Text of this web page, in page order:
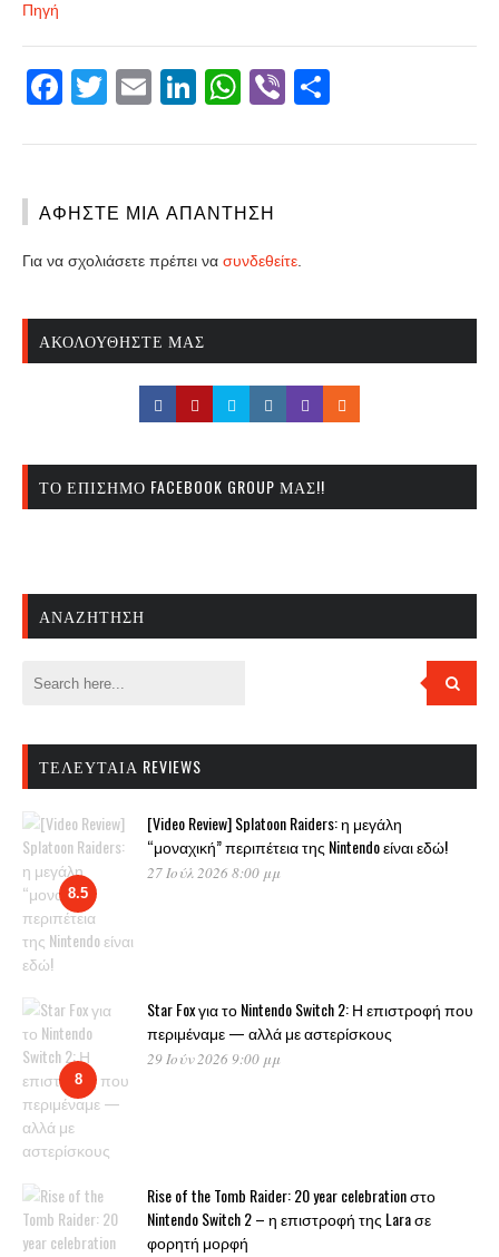
Πηγή
Facebook
Twitter
EmailLinkedIn
WhatsApp
Viber
ΑΦΉΣΤΕ ΜΙΑ ΑΠΆΝΤΗΣΗ
Για να σχολιάσετε πρέπει να συνδεθείτε
ΑΚΟΛΟΥΘΉΣΤΕ ΜΑΣ
ΤΟ ΕΠΊΣΗΜΟ FACEBOOK GROUP ΜΑΣ!!
ΑΝΑΖΉΤΗΣΗ
ΤΕΛΕΥΤΑΊΑ REVIEWS
8.5
[Video Review] Splatoon Raiders: η μεγάλη
“μοναχική” περιπέτεια της Nintendo είναι εδώ!
27 Ιούλ 2026 8:00 μμ
8
Star Fox για το Nintendo Switch 2: Η επιστροφή που
περιμέναμε — αλλά με αστερίσκους
29 Ιούν 2026 9:00 μμ
Rise of the Tomb Raider: 20 year celebration στο
Nintendo Switch 2 – η επιστροφή της Lara σε
φορητή μορφή